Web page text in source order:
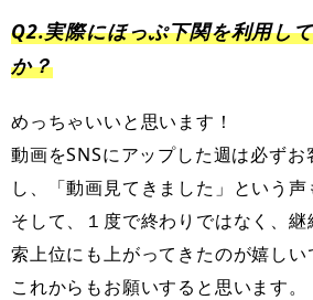
Q2.実際にほっぷ下関を利用し
か？
めっちゃいいと思います！
動画をSNSにアップした週は必ずお
し、「動画見てきました」という声
そして、１度で終わりではなく、
索上位にも上がってきたのが嬉しい
これからもお願いすると思います。